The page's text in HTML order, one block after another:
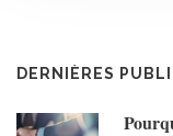
DERNIÈRES